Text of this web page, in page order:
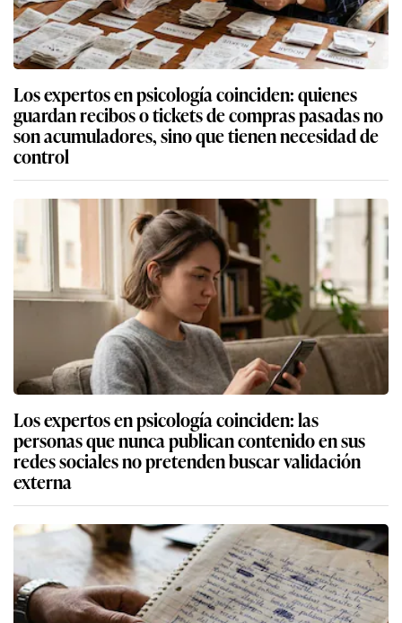
Los expertos en psicología coinciden: quienes
guardan recibos o tickets de compras pasadas no
son acumuladores, sino que tienen necesidad de
control
Los expertos en psicología coinciden: las
personas que nunca publican contenido en sus
redes sociales no pretenden buscar validación
externa